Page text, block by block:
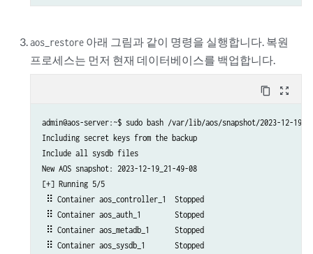
aos_restore 아래 그림과 같이 명령을 실행합니다. 복원
프로세스는 먼저 현재 데이터베이스를 백업합니다.
content_copy zoom_out_map
admin@aos-server:~$ sudo bash /var/lib/aos/snapshot/2023-12-
Including secret keys from the backup
Include all sysdb files
New AOS snapshot: 2023-12-19_21-49-08
[+] Running 5/5
⠿ Container aos_controller_1  Stopped
⠿ Container aos_auth_1        Stopped
⠿ Container aos_metadb_1      Stopped
⠿ Container aos_sysdb_1       Stopped